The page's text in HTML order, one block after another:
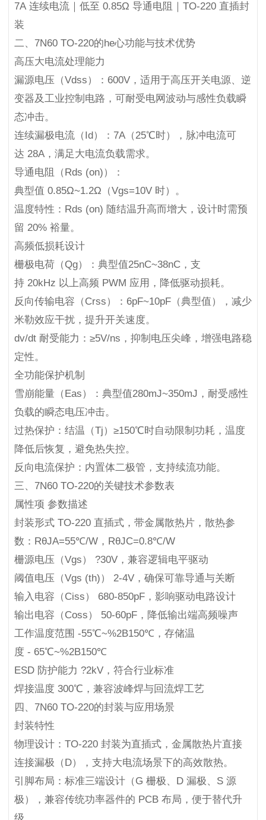
7A 连续电流｜低至 0.85Ω 导通电阻｜TO-220 直插封
装
二、7N60 TO-220的he心功能与技术优势
高压大电流处理能力
漏源电压（Vdss）：600V，适用于高压开关电源、逆
变器及工业控制电路，可耐受电网波动与感性负载瞬
态冲击。
连续漏极电流（Id）：7A（25℃时），脉冲电流可
达 28A，满足大电流负载需求。
导通电阻（Rds (on)）：
典型值 0.85Ω~1.2Ω（Vgs=10V 时）。
温度特性：Rds (on) 随结温升高而增大，设计时需预
留 20% 裕量。
高频低损耗设计
栅极电荷（Qg）：典型值25nC~38nC，支
持 20kHz 以上高频 PWM 应用，降低驱动损耗。
反向传输电容（Crss）：6pF~10pF（典型值），减少
米勒效应干扰，提升开关速度。
dv/dt 耐受能力：≥5V/ns，抑制电压尖峰，增强电路稳
定性。
全功能保护机制
雪崩能量（Eas）：典型值280mJ~350mJ，耐受感性
负载的瞬态电压冲击。
过热保护：结温（Tj）≥150℃时自动限制功耗，温度
降低后恢复，避免热失控。
反向电流保护：内置体二极管，支持续流功能。
三、7N60 TO-220的关键技术参数表
属性项 参数描述
封装形式 TO-220 直插式，带金属散热片，散热参
数：RθJA=55℃/W，RθJC=0.8℃/W
栅源电压（Vgs） ?30V，兼容逻辑电平驱动
阈值电压（Vgs (th)） 2-4V，确保可靠导通与关断
输入电容（Ciss） 680-850pF，影响驱动电路设计
输出电容（Coss） 50-60pF，降低输出端高频噪声
工作温度范围 -55℃~%2B150℃，存储温
度 - 65℃~%2B150℃
ESD 防护能力 ?2kV，符合行业标准
焊接温度 300℃，兼容波峰焊与回流焊工艺
四、7N60 TO-220的封装与应用场景
封装特性
物理设计：TO-220 封装为直插式，金属散热片直接
连接漏极（D），支持大电流场景下的高效散热。
引脚布局：标准三端设计（G 栅极、D 漏极、S 源
极），兼容传统功率器件的 PCB 布局，便于替代升